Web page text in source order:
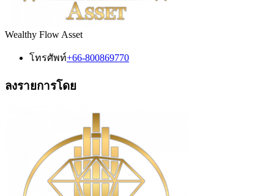
Wealthy Flow Asset
โทรศัพท์+66-800869770
ลงรายการโดย